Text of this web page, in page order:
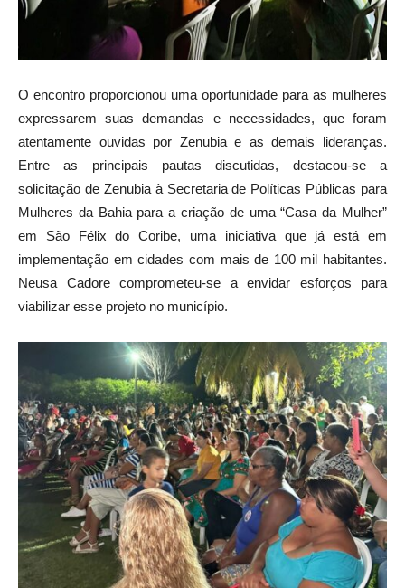
O encontro proporcionou uma oportunidade para as mulheres
expressarem suas demandas e necessidades, que foram
atentamente ouvidas por Zenubia e as demais lideranças.
Entre as principais pautas discutidas, destacou-se a
solicitação de Zenubia à Secretaria de Políticas Públicas para
Mulheres da Bahia para a criação de uma “Casa da Mulher”
em São Félix do Coribe, uma iniciativa que já está em
implementação em cidades com mais de 100 mil habitantes.
Neusa Cadore comprometeu-se a envidar esforços para
viabilizar esse projeto no município.